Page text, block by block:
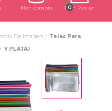
0
Mon Panier
Mon compte
De Imagen
Telas Para
PLATA)